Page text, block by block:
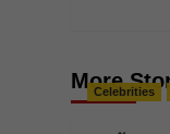
More
Celebrities